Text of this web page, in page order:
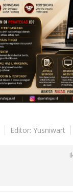
Editor: Yusniwart